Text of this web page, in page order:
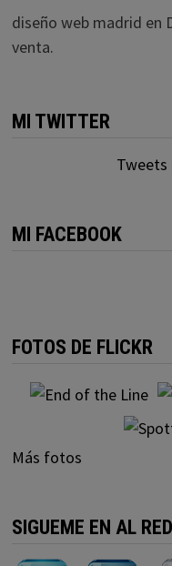
diseño web madrid en
venta.
MI TWITTER
Tweets
MI FACEBOOK
FOTOS DE FLICKR
Más fotos
SIGUEME EN AL RED